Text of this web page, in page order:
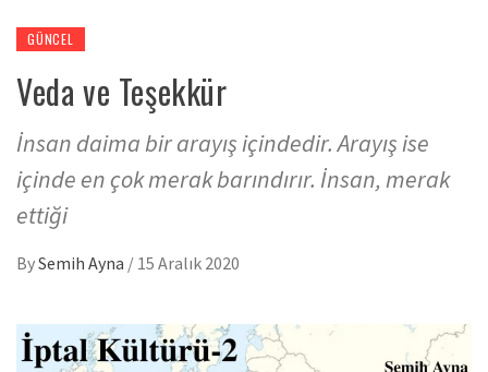
GÜNCEL
Veda ve Teşekkür
İnsan daima bir arayış içindedir. Arayış ise
içinde en çok merak barındırır. İnsan, merak
ettiği
BySemih Ayna / 15 Aralık 2020